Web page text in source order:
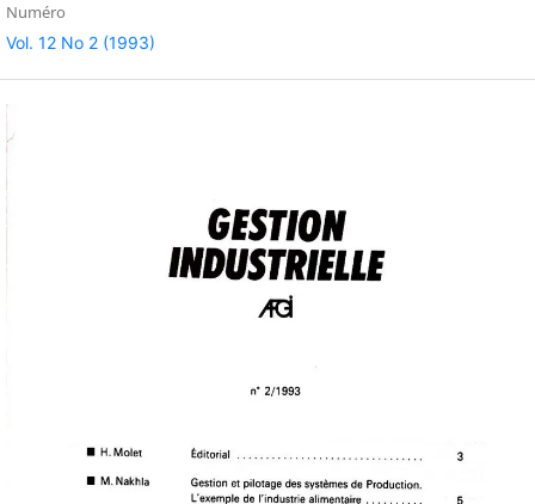
Numéro
Vol. 12 No 2 (1993)